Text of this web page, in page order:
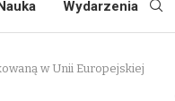
Wydarzenia
w Unii Europejskiej